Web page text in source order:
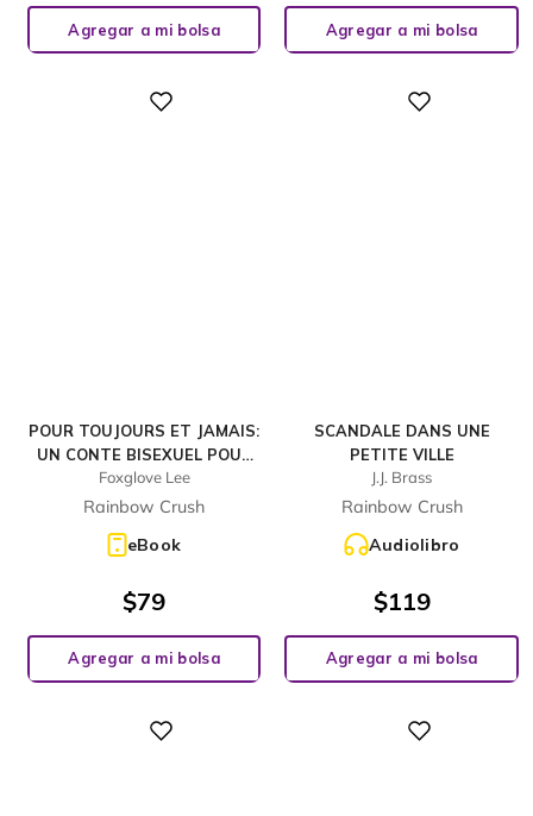
Agregar a mi bolsa Agregar a mi bolsa
POUR TOUJOURS ET JAMAIS:
UN CONTE BISEXUEL POUR
ADOS
Foxglove Lee
Rainbow Crush
eBook
$79
Agregar a mi bolsa
SCANDALE DANS UNE
PETITE VILLE
J.J. Brass
Rainbow Crush
Audiolibro
$119
Agregar a mi bolsa